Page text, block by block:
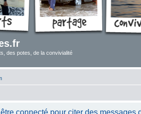
des potes, de la convivialité
connecté pour citer des messages